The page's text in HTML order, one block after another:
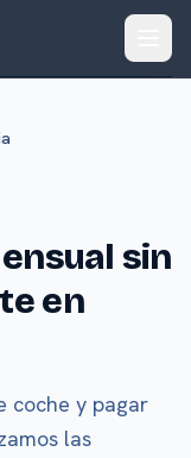
sin
en
coche y pagar
las